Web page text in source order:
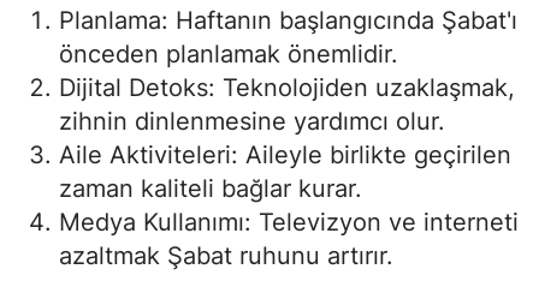
Planlama: Haftanın başlangıcında Şabat'ı
önceden planlamak önemlidir.
Dijital Detoks: Teknolojiden uzaklaşmak,
zihnin dinlenmesine yardımcı olur.
Aile Aktiviteleri: Aileyle birlikte geçirilen
zaman kaliteli bağlar kurar.
Medya Kullanımı: Televizyon ve interneti
azaltmak Şabat ruhunu artırır.